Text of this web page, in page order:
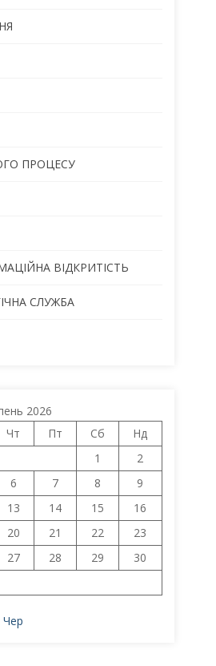
ПРОЦЕСУ
ВІДКРИТІСТЬ
СЛУЖБА
2026
Чт Пт Сб
Нд
1
2
6 7 8
9
13 14 15
16
20 21 22
23
27 28 29
30
Чер